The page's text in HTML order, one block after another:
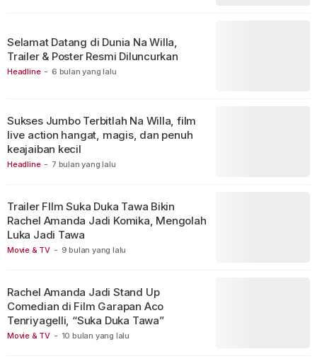
Headline - 6 bulan yang lalu
Selamat Datang di Dunia Na Willa,
Trailer & Poster Resmi Diluncurkan
Headline - 7 bulan yang lalu
Sukses Jumbo Terbitlah Na Willa, film
live action hangat, magis, dan penuh
keajaiban kecil
Movie & TV - 9 bulan yang lalu
Trailer FIlm Suka Duka Tawa Bikin
Rachel Amanda Jadi Komika, Mengolah
Luka Jadi Tawa
Movie & TV - 10 bulan yang lalu
Rachel Amanda Jadi Stand Up
Comedian di Film Garapan Aco
Tenriyagelli, “Suka Duka Tawa”